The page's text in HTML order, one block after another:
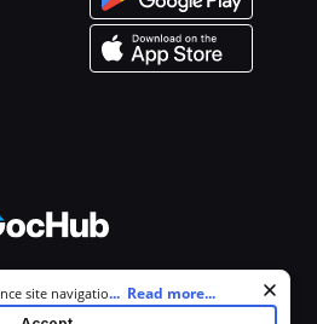
derechos reservados.
site navigation and personalize
you agree to our use of cookies as
... Read more...